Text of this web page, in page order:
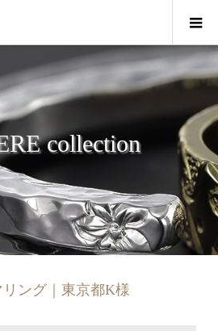
collection
ング｜東京都K様